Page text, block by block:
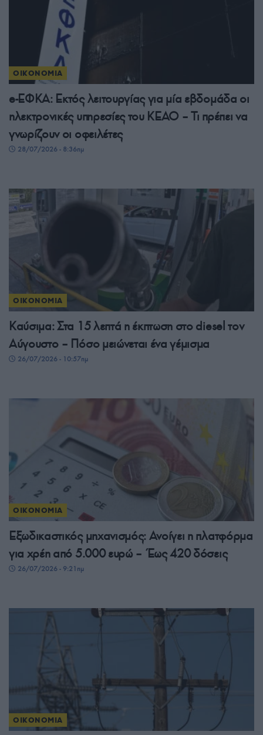
ΟΙΚΟΝΟΜΙΑ
e-ΕΦΚΑ: Εκτός λειτουργίας για μία εβδομάδα οι
ηλεκτρονικές υπηρεσίες του ΚΕΑΟ – Τι πρέπει να
γνωρίζουν οι οφειλέτες
28/07/2026 - 8:36πμ
ΟΙΚΟΝΟΜΙΑ
Καύσιμα: Στα 15 λεπτά η έκπτωση στο diesel τον
Αύγουστο – Πόσο μειώνεται ένα γέμισμα
26/07/2026 - 10:57πμ
ΟΙΚΟΝΟΜΙΑ
Εξωδικαστικός μηχανισμός: Ανοίγει η πλατφόρμα
για χρέη από 5.000 ευρώ – Έως 420 δόσεις
26/07/2026 - 9:21πμ
ΟΙΚΟΝΟΜΙΑ